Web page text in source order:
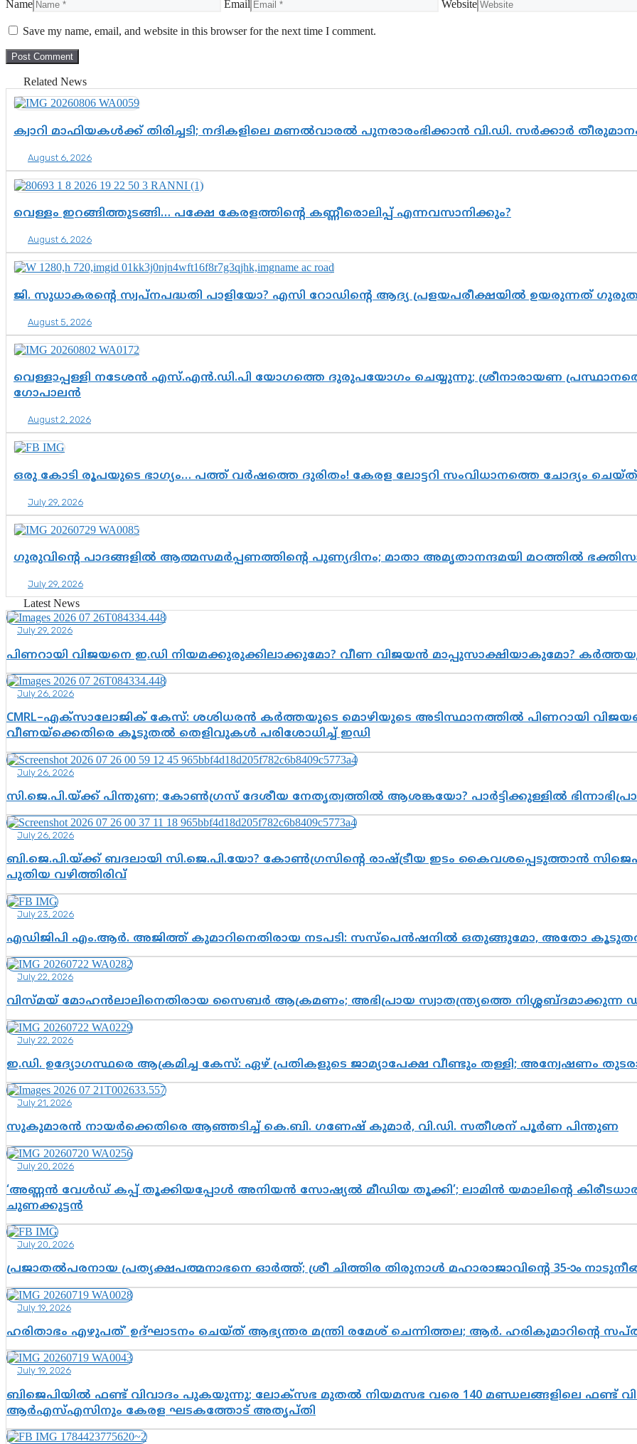
Name Email Website
Save my name, email, and website in this browser for the next time I comment.
Related News
ക്വാറി മാഫിയകൾക്ക് തിരിച്ചടി; നദികളിലെ മണൽവാരൽ പുനരാരംഭിക്കാൻ വി.ഡി. സർക്കാർ
August 6, 2026
വെള്ളം ഇറങ്ങിത്തുടങ്ങി… പക്ഷേ കേരളത്തിന്റെ കണ്ണീരൊലിപ്പ് എന്നവസാനിക്കും?
August 6, 2026
ജി. സുധാകരന്റെ സ്വപ്നപദ്ധതി പാളിയോ? എസി റോഡിന്റെ ആദ്യ പ്രളയപരീക്ഷയിൽ ഉയരുന്നത്
August 5, 2026
വെള്ളാപ്പള്ളി നടേശൻ എസ്.എൻ.ഡി.പി യോഗത്തെ ദുരുപയോഗം ചെയ്യുന്നു; ശ്രീനാരായണ
ഗോപാലൻ
August 2, 2026
ഒരു കോടി രൂപയുടെ ഭാഗ്യം… പത്ത് വർഷത്തെ ദുരിതം! കേരള ലോട്ടറി സംവിധാനത്തെ ചോദ്യം
July 29, 2026
ഗുരുവിന്റെ പാദങ്ങളിൽ ആത്മസമർപ്പണത്തിന്റെ പുണ്യദിനം; മാതാ അമൃതാനന്ദമയി മഠത്തിൽ
July 29, 2026
Latest News
July 29, 2026
പിണറായി വിജയനെ ഇ.ഡി നിയമക്കുരുക്കിലാക്കുമോ? വീണ വിജയൻ മാപ്പുസാക്ഷിയാകുമോ?
July 26, 2026
CMRL–എക്‌സാലോജിക് കേസ്: ശശിധരൻ കർത്തയുടെ മൊഴിയുടെ അടിസ്ഥാനത്തിൽ പിണറായി
വീണയ്‌ക്കെതിരെ കൂടുതൽ തെളിവുകൾ പരിശോധിച്ച് ഇഡി
July 26, 2026
സി.ജെ.പി.യ്ക്ക് പിന്തുണ; കോൺഗ്രസ് ദേശീയ നേതൃത്വത്തിൽ ആശങ്കയോ? പാർട്ടിക്കുള്ളിൽ
July 26, 2026
ബി.ജെ.പി.യ്ക്ക് ബദലായി സി.ജെ.പി.യോ? കോൺഗ്രസിന്റെ രാഷ്ട്രീയ ഇടം കൈവശപ്പെടുത്താൻ
പുതിയ വഴിത്തിരിവ്
July 23, 2026
എഡിജിപി എം.ആർ. അജിത്ത് കുമാറിനെതിരായ നടപടി: സസ്പെൻഷനിൽ ഒതുങ്ങുമോ, അതോ
July 22, 2026
വിസ്മയ് മോഹൻലാലിനെതിരായ സൈബർ ആക്രമണം; അഭിപ്രായ സ്വാതന്ത്ര്യത്തെ നിശ്ശബ്ദമാക്കുന്ന
July 22, 2026
ഇ.ഡി. ഉദ്യോഗസ്ഥരെ ആക്രമിച്ച കേസ്: ഏഴ് പ്രതികളുടെ ജാമ്യാപേക്ഷ വീണ്ടും തള്ളി; അന്വേഷണം
July 21, 2026
സുകുമാരൻ നായർക്കെതിരെ ആഞ്ഞടിച്ച് കെ.ബി. ഗണേഷ് കുമാർ, വി.ഡി. സതീശന് പൂർണ പിന്തുണ
July 20, 2026
‘അണ്ണൻ വേൾഡ് കപ്പ് തൂക്കിയപ്പോൾ അനിയൻ സോഷ്യൽ മീഡിയ തൂക്കി’; ലാമിൻ യമാലിന്റെ
ചുണക്കുട്ടൻ
July 20, 2026
പ്രജാതൽപരനായ പ്രത്യക്ഷപത്മനാഭനെ ഓർത്ത്; ശ്രീ ചിത്തിര തിരുനാൾ മഹാരാജാവിന്റെ 35-ാം
July 19, 2026
ഹരിതാഭം എഴുപത്’ ഉദ്ഘാടനം ചെയ്ത് ആഭ്യന്തര മന്ത്രി രമേശ് ചെന്നിത്തല; ആർ.
July 19, 2026
ബിജെപിയിൽ ഫണ്ട് വിവാദം പുകയുന്നു; ലോക്സഭ മുതൽ നിയമസഭ വരെ 140 മണ്ഡലങ്ങളിലെ ഫണ്ട്
ആർഎസ്എസിനും കേരള ഘടകത്തോട് അതൃപ്തി